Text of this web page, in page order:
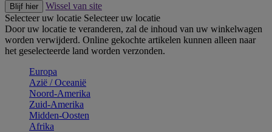
Blijf hier
Wissel van site
Selecteer uw locatie Selecteer uw locatie
Door uw locatie te veranderen, zal de inhoud van uw winkelwagen
worden verwijderd. Online gekochte artikelen kunnen alleen naar
het geselecteerde land worden verzonden.
Europa
Aziё / Oceaniё
Noord-Amerika
Zuid-Amerika
Midden-Oosten
Afrika